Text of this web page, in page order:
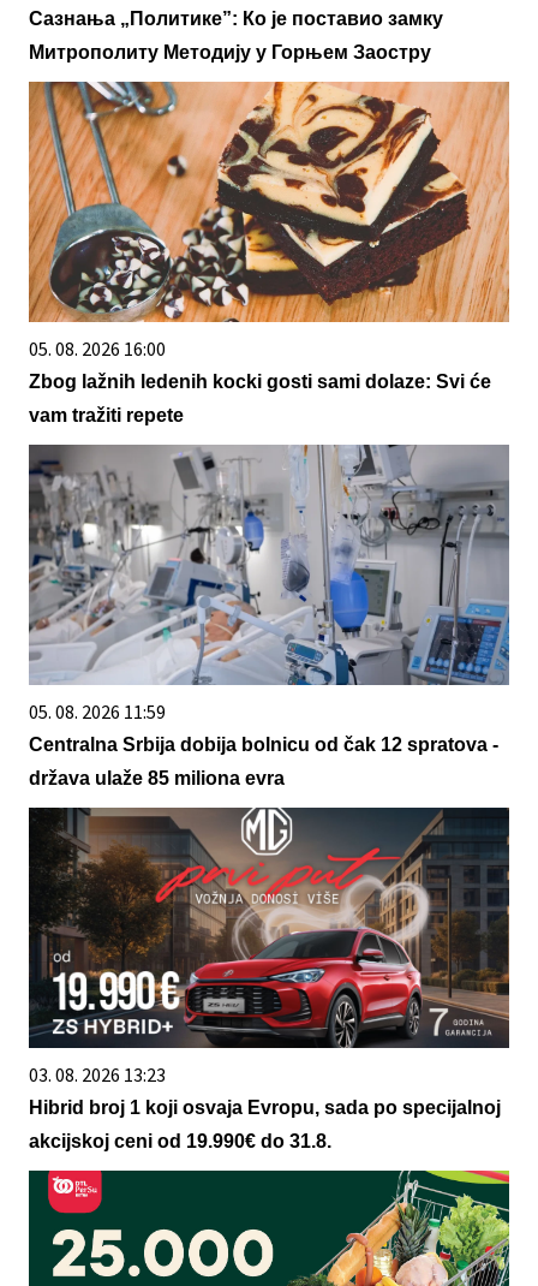
Сазнања „Политике”: Ко је поставио замку
Митрополиту Методију у Горњем Заостру
05. 08. 2026 16:00
Zbog lažnih ledenih kocki gosti sami dolaze: Svi će
vam tražiti repete
05. 08. 2026 11:59
Centralna Srbija dobija bolnicu od čak 12 spratova -
država ulaže 85 miliona evra
03. 08. 2026 13:23
Hibrid broj 1 koji osvaja Evropu, sada po specijalnoj
akcijskoj ceni od 19.990€ do 31.8.